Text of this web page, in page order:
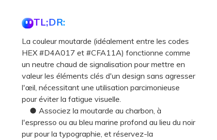
TL;DR:
La couleur moutarde (idéalement entre les codes
HEX #D4A017 et #CFA11A) fonctionne comme
un neutre chaud de signalisation pour mettre en
valeur les éléments clés d'un design sans agresser
l'œil, nécessitant une utilisation parcimonieuse
pour éviter la fatigue visuelle.
● Associez la moutarde au charbon, à
l'espresso ou au bleu marine profond au lieu du noir
pur pour la typographie, et réservez-la